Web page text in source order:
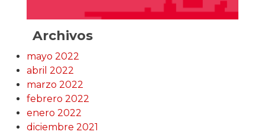
Archivos
mayo 2022
abril 2022
marzo 2022
febrero 2022
enero 2022
diciembre 2021